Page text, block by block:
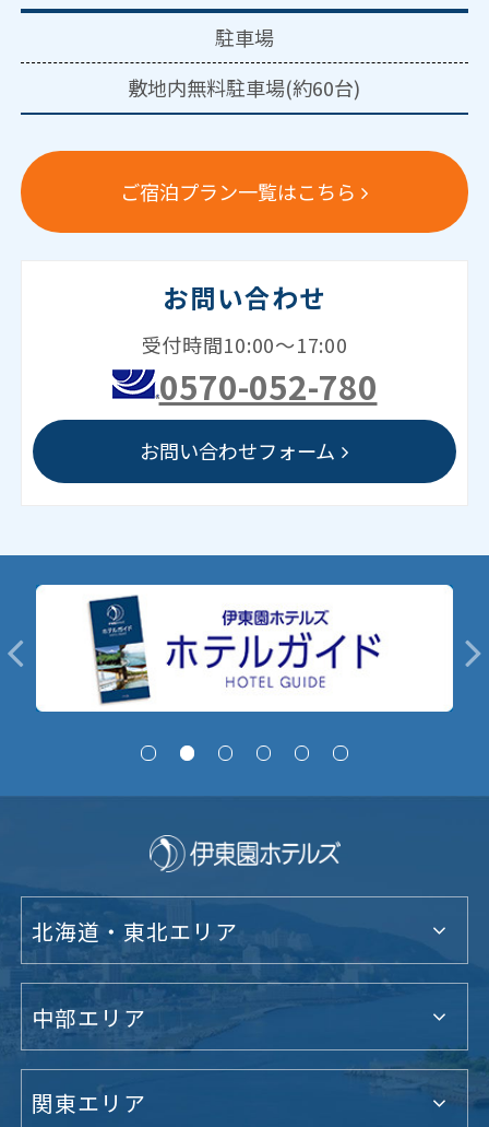
駐車場
敷地内無料駐車場(約60台)
ご宿泊プラン一覧はこちら
お問い合わせ
受付時間10:00～17:00
0570-052-780
お問い合わせフォーム
北海道・東北エリア
中部エリア
関東エリア